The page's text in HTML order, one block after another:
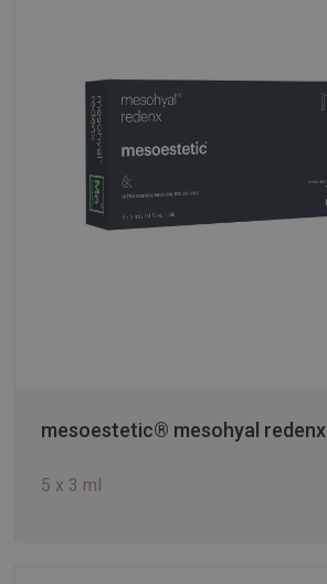
mesoestetic® mesohyal redenx
5 x 3 ml